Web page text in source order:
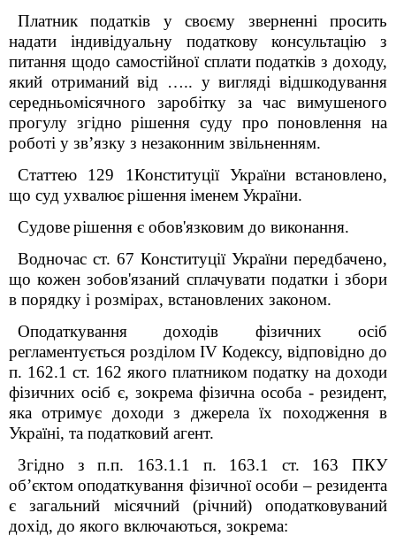
Платник податків у своєму зверненні просить
надати індивідуальну податкову консультацію з
питання щодо самостійної сплати податків з доходу,
який отриманий від ….. у вигляді відшкодування
середньомісячного заробітку за час вимушеного
прогулу згідно рішення суду про поновлення на
роботі у зв’язку з незаконним звільненням.
Статтею 129 1Конституції України встановлено,
що суд ухвалюєрішенняіменемУкраїни.
Судоверішення є обов'язковим до виконання.
Водночас ст. 67 Конституції України передбачено,
що кожен зобов'язаний сплачувати податки і збори
в порядку і розмірах, встановлених законом.
Оподаткування доходів фізичних осіб
регламентується розділом IV Кодексу, відповідно до
п. 162.1 ст. 162 якого платником податку на доходи
фізичних осіб є, зокрема фізична особа - резидент,
яка отримує доходи з джерела їх походження в
Україні, та податковий агент.
Згідно з п.п. 163.1.1 п. 163.1 ст. 163 ПКУ
об’єктом оподаткування фізичної особи – резидента
є загальний місячний (річний) оподатковуваний
дохід, до якого включаються, зокрема: